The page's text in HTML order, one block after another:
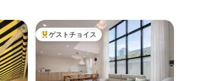
りな
に休
の快
都心
同時
先で
。
大好評のゲストチョイスです。
ゲストチョイス